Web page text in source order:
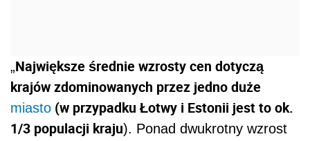
„Największe średnie wzrosty cen dotyczą
krajów zdominowanych przez jedno duże
miasto (w przypadku Łotwy i Estonii jest to ok.
1/3 populacji kraju). Ponad dwukrotny wzrost